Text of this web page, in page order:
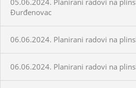
Đurđenovac
06.06.2024. Planirani radovi na
06.06.2024. Planirani radovi na